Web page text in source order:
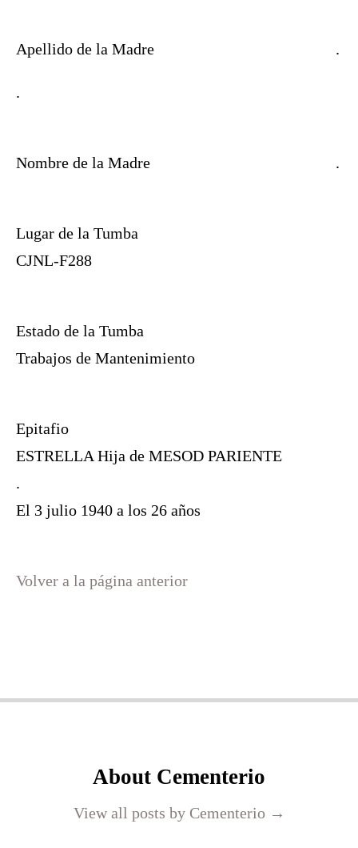
Apellido de la Madre .
.
Nombre de la Madre .
Lugar de la Tumba
CJNL-F288
Estado de la Tumba
Trabajos de Mantenimiento
Epitafio
ESTRELLA Hija de MESOD PARIENTE
.
El 3 julio 1940 a los 26 años
Volver a la página anterior
About Cementerio
View all posts by Cementerio →